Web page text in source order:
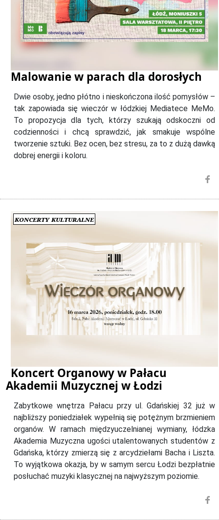
Malowanie w parach dla dorosłych
Dwie osoby, jedno płótno i nieskończona ilość pomysłów –
tak zapowiada się wieczór w łódzkiej Mediatece MeMo.
To propozycja dla tych, którzy szukają odskoczni od
codzienności i chcą sprawdzić, jak smakuje wspólne
tworzenie sztuki. Bez ocen, bez stresu, za to z dużą dawką
dobrej energii i koloru.
Koncerty kulturalne
Koncert Organowy w Pałacu
Akademii Muzycznej w Łodzi
Zabytkowe wnętrza Pałacu przy ul. Gdańskiej 32 już w
najbliższy poniedziałek wypełnią się potężnym brzmieniem
organów. W ramach międzyuczelnianej wymiany, łódzka
Akademia Muzyczna ugości utalentowanych studentów z
Gdańska, którzy zmierzą się z arcydziełami Bacha i Liszta.
To wyjątkowa okazja, by w samym sercu Łodzi bezpłatnie
posłuchać muzyki klasycznej na najwyższym poziomie.